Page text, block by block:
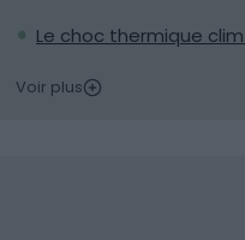
Le choc thermique
Voir plus